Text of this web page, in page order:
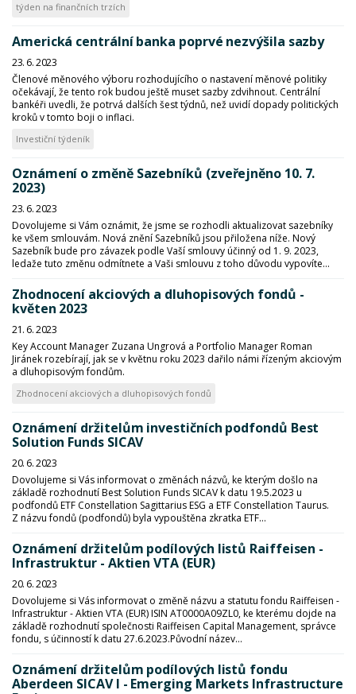
týden na finančních trzích
Americká centrální banka poprvé nezvýšila sazby
23. 6. 2023
Členové měnového výboru rozhodujícího o nastavení měnové politiky
očekávají, že tento rok budou ještě muset sazby zdvihnout. Centrální
bankéři uvedli, že potrvá dalších šest týdnů, než uvidí dopady politických
kroků v tomto boji o inflaci.
Investiční týdeník
Oznámení o změně Sazebníků (zveřejněno 10. 7.
2023)
23. 6. 2023
Dovolujeme si Vám oznámit, že jsme se rozhodli aktualizovat sazebníky
ke všem smlouvám. Nová znění Sazebníků jsou přiložena níže. Nový
Sazebník bude pro závazek podle Vaší smlouvy účinný od 1. 9. 2023,
ledaže tuto změnu odmítnete a Vaši smlouvu z toho důvodu vypovíte...
Zhodnocení akciových a dluhopisových fondů -
květen 2023
21. 6. 2023
Key Account Manager Zuzana Ungrová a Portfolio Manager Roman
Jiránek rozebírají, jak se v květnu roku 2023 dařilo námi řízeným akciovým
a dluhopisovým fondům.
Zhodnocení akciových a dluhopisových fondů
Oznámení držitelům investičních podfondů Best
Solution Funds SICAV
20. 6. 2023
Dovolujeme si Vás informovat o změnách názvů, ke kterým došlo na
základě rozhodnutí Best Solution Funds SICAV k datu 19.5.2023 u
podfondů ETF Constellation Sagittarius ESG a ETF Constellation Taurus.
Z názvu fondů (podfondů) byla vypouštěna zkratka ETF...
Oznámení držitelům podílových listů Raiffeisen -
Infrastruktur - Aktien VTA (EUR)
20. 6. 2023
Dovolujeme si Vás informovat o změně názvu a statutu fondu Raiffeisen -
Infrastruktur - Aktien VTA (EUR) ISIN AT0000A09ZL0, ke kterému dojde na
základě rozhodnutí společnosti Raiffeisen Capital Management, správce
fondu, s účinností k datu 27.6.2023.Původní název...
Oznámení držitelům podílových listů fondu
Aberdeen SICAV I - Emerging Markets Infrastructure